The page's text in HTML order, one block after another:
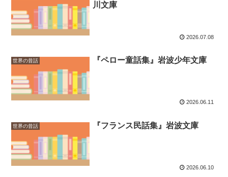
川文庫
2026.07.08
世界の昔話 『ペロー童話集』岩波少年文庫
2026.06.11
世界の昔話 『フランス民話集』岩波文庫
2026.06.10